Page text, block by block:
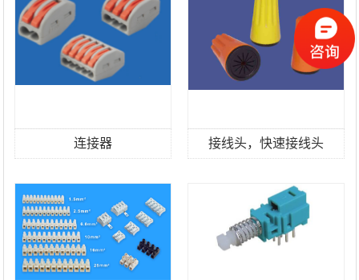
连接器 接线头，快速接线头